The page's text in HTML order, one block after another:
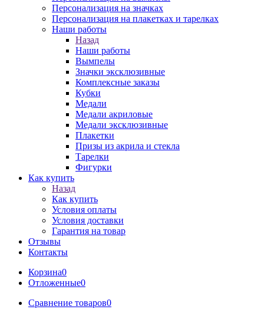
Персонализация на значках
Персонализация на плакетках и тарелках
Наши работы
Назад
Наши работы
Вымпелы
Значки эксклюзивные
Комплексные заказы
Кубки
Медали
Медали акриловые
Медали эксклюзивные
Плакетки
Призы из акрила и стекла
Тарелки
Фигурки
Как купить
Назад
Как купить
Условия оплаты
Условия доставки
Гарантия на товар
Отзывы
Контакты
Корзина0
Отложенные0
Сравнение товаров0